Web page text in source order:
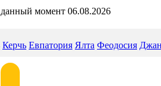
момент 06.08.2026
Керчь Евпатория Ялта Феодосия